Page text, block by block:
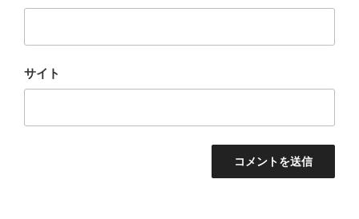
サイト